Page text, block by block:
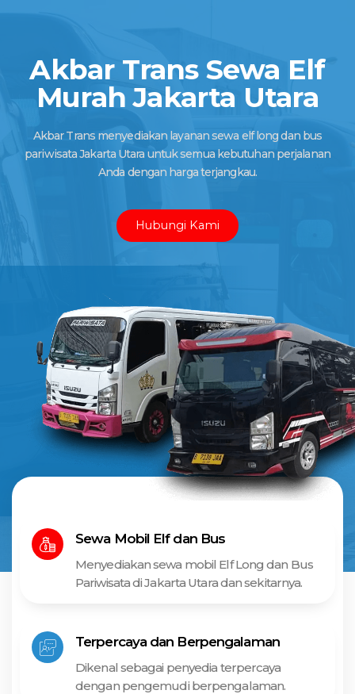
Akbar Trans Sewa Elf
Murah Jakarta Utara
Akbar Trans menyediakan layanan sewa elf long dan bus
pariwisata Jakarta Utara untuk semua kebutuhan perjalanan
Anda dengan harga terjangkau.
Hubungi Kami
Sewa Mobil Elf dan Bus
Menyediakan sewa mobil Elf Long dan Bus
Pariwisata di Jakarta Utara dan sekitarnya.
Terpercaya dan Berpengalaman
Dikenal sebagai penyedia terpercaya
dengan pengemudi berpengalaman.